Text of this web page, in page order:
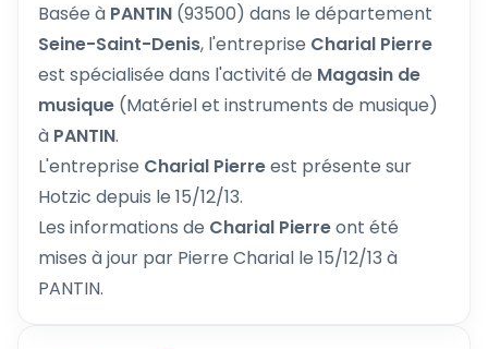
Basée à PANTIN (93500) dans le département
Seine-Saint-Denis, l'entreprise Charial Pierre
est spécialisée dans l'activité de Magasin de
musique (Matériel et instruments de musique)
à PANTIN.
L'entreprise Charial Pierreest présente sur
Hotzic depuis le 15/12/13.
Les informations de Charial Pierreont été
mises à jour par Pierre Charial le 15/12/13 à
PANTIN.